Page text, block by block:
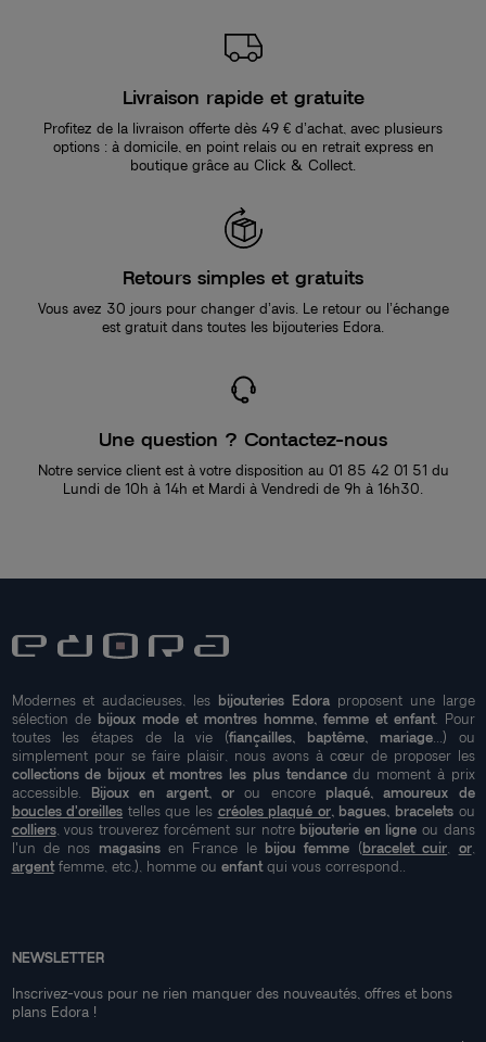
Livraison rapide et gratuite
Profitez de la livraison offerte dès 49 € d’achat, avec plusieurs
options : à domicile, en point relais ou en retrait express en
boutique grâce au Click & Collect.
Retours simples et gratuits
Vous avez 30 jours pour changer d’avis. Le retour ou l’échange
est gratuit dans toutes les bijouteries Edora.
Une question ? Contactez-nous
Notre service client est à votre disposition au 01 85 42 01 51 du
Lundi de 10h à 14h et Mardi à Vendredi de 9h à 16h30.
Modernes et audacieuses, les bijouteries Edoraproposent une large
sélection de bijoux mode et montres homme, femme et enfant. Pour
toutes les étapes de la vie (fiançailles, baptême, mariage...) ou
simplement pour se faire plaisir, nous avons à cœur de proposer les
collections de bijoux et montres les plus tendancedu moment à prix
accessible. Bijoux en argent, orou encore plaqué, amoureux de
boucles d'oreilles telles que les créoles plaqué or, bagues, braceletsou
colliers, vous trouverez forcément sur notre bijouterie en ligne ou dans
l'un de nos magasinsen France le bijou femme (bracelet cuir or,
argentfemme, etc.), homme ou enfantqui vous correspond..
NEWSLETTER
Inscrivez-vous pour ne rien manquer des nouveautés, offres et bons
plans Edora !